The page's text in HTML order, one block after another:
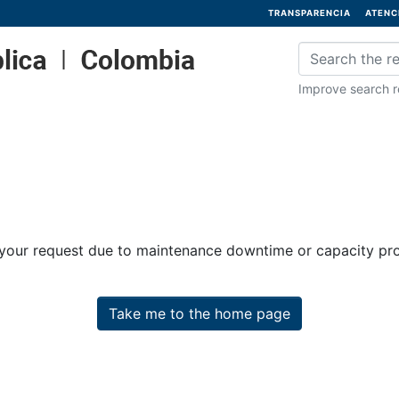
TRANSPARENCIA
Improve search
request due to maintenance downtime or capacity
Take me to the home page